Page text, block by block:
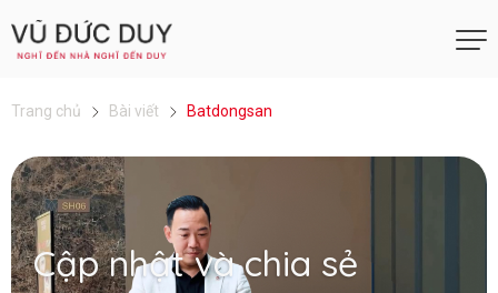
Trang chủ Bài viết Batdongsan
Cập nhật và chia sẻ